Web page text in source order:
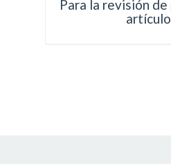
Para la revisión